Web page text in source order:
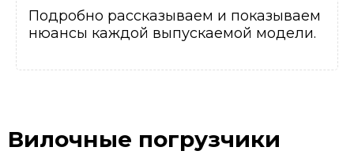
Подробно рассказываем и показываем
нюансы каждой выпускаемой модели.
Вилочные погрузчики